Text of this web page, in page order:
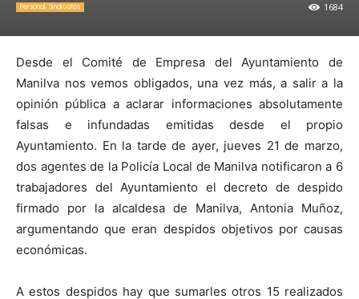
1684
Personal, Sindicatos
Desde el Comité de Empresa del Ayuntamiento de
Manilva nos vemos obligados, una vez más, a salir a la
opinión pública a aclarar informaciones absolutamente
falsas e infundadas emitidas desde el propio
Ayuntamiento. En la tarde de ayer, jueves 21 de marzo,
dos agentes de la Policía Local de Manilva notificaron a 6
trabajadores del Ayuntamiento el decreto de despido
firmado por la alcaldesa de Manilva, Antonia Muñoz,
argumentando que eran despidos objetivos por causas
económicas.
A estos despidos hay que sumarles otros 15 realizados